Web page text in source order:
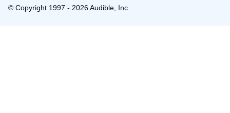
© Copyright 1997 - 2026 Audible, Inc